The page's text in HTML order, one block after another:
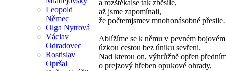
Leopold
Němec
Olga Nytrová
Václav
Odradovec
Rostislav
Opršal
a rozštěkalse tak zběsile,
až jsme zapomínali,
že počtemjsmev mnohonásobné
Ablížíme se k němu v pevném
úzkou cestou bez úniku sevřeni.
Nad kterou on, výhrůžně opřen
o prejzový hřeben opukové ohrady,